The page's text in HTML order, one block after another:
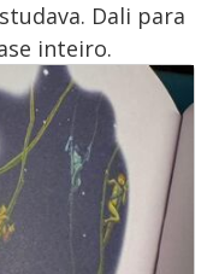
Dali para
inteiro.